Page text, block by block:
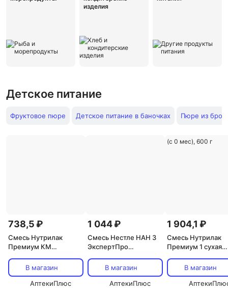
изделия
Детское питание
Фруктовое пюре Детское питание в баночках Пюре из
738,5 ₽
Смесь Нутрилак
Премиум КМ
В магазин
АптекиПлюс
1 044 ₽
Смесь Нестле НАН 3
ЭкспертПро
мес), 400 г
В магазин
АптекиПлюс
1 904,1 ₽
Смесь Нутрилак
Премиум 1 сухая
адаптированная
основе козьего
молока (с 0 мес),
В магазин